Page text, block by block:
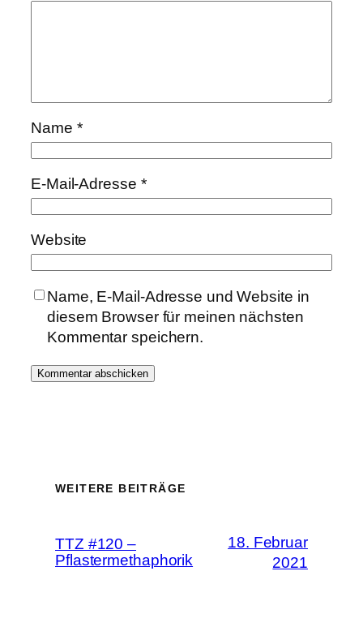
Name *
E-Mail-Adresse *
Website
Name, E-Mail-Adresse und Website in
diesem Browser für meinen nächsten
Kommentar speichern.
WEITERE BEITRÄGE
TTZ #120 –
Pflastermethaphorik
18. Februar
2021